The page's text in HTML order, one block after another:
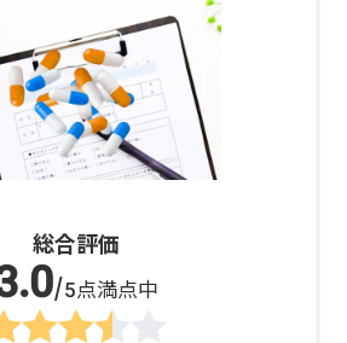
総合評価
/5点満点中